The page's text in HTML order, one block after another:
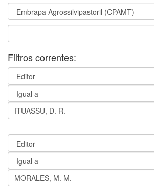
Filtros correntes: